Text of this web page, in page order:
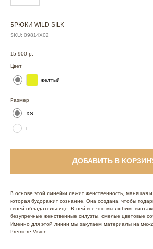
БРЮКИ WILD SILK
SKU: 09814Х02
15 900 р.
Цвет
желтый
Размер
XS
L
ДОБАВИТЬ В
В основе этой линейки лежит женственность, манящая и
которая будоражит сознание. Она создана, чтобы
своей обладательнице. В ней все что мы любим:
безупречные женственные силуэты, смелые цветовые
Именно для этой линии мы закупаем материалы на
Premiere Vision.